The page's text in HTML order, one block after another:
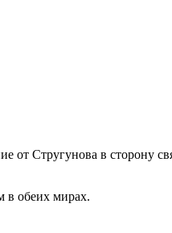
от Стругунова в сторону
в обеих мирах.